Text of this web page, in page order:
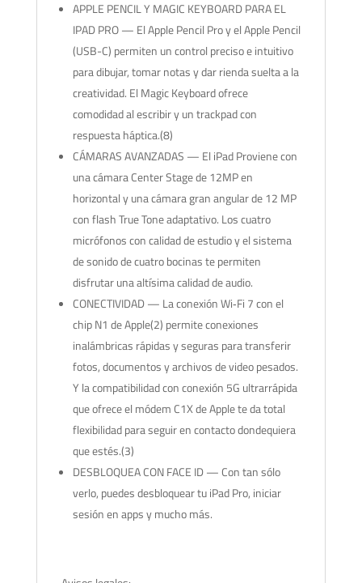
APPLE PENCIL Y MAGIC KEYBOARD PARA EL
IPAD PRO — El Apple Pencil Pro y el Apple Pencil
(USB-C) permiten un control preciso e intuitivo
para dibujar, tomar notas y dar rienda suelta a la
creatividad. El Magic Keyboard ofrece
comodidad al escribir y un trackpad con
respuesta háptica.(8)
CÁMARAS AVANZADAS — El iPad Proviene con
una cámara Center Stage de 12MP en
horizontal y una cámara gran angular de 12 MP
con flash True Tone adaptativo. Los cuatro
micrófonos con calidad de estudio y el sistema
de sonido de cuatro bocinas te permiten
disfrutar una altísima calidad de audio.
CONECTIVIDAD — La conexión Wi‐Fi 7 con el
chip N1 de Apple(2) permite conexiones
inalámbricas rápidas y seguras para transferir
fotos, documentos y archivos de video pesados.
Y la compatibilidad con conexión 5G ultrarrápida
que ofrece el módem C1X de Apple te da total
flexibilidad para seguir en contacto dondequiera
que estés.(3)
DESBLOQUEA CON FACE ID — Con tan sólo
verlo, puedes desbloquear tu iPad Pro, iniciar
sesión en apps y mucho más.